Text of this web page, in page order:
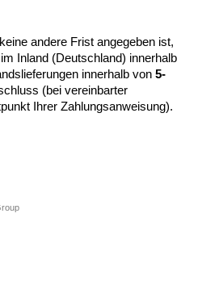
andere Frist angegeben ist,
Inland (Deutschland) innerhalb
innerhalb von 5-
(bei vereinbarter
Ihrer Zahlungsanweisung).